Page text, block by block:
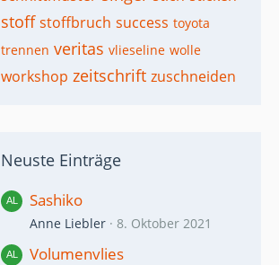
stoff stoffbruch success toyota
trennen veritas vlieseline wolle
workshop zeitschrift zuschneiden
Neuste Einträge
Sashiko
Anne Liebler 8. Oktober 2021
Volumenvlies